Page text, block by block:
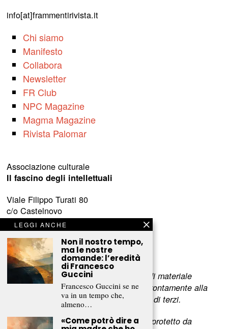
info[at]frammentirivista.it
Chi siamo
Manifesto
Collabora
Newsletter
FR Club
NPC Magazine
Magma Magazine
Rivista Palomar
Associazione culturale
Il fascino degli intellettuali
Viale Filippo Turati 80
c/o Castelnovo
23900 Lecco (LC)
www.fascinointellettuali.it
info[at]fascinointellettuali.it
Per segnalare eventuali errori nell’uso di materiale
riservato,scriveteci e provvederemo prontamente alla
rimozione del materiale lesivo dei diritti di terzi.
L’intero contenuto di questo sito web è protetto da
LEGGI ANCHE
Non il nostro tempo,
ma le nostre
domande: l’eredità
di Francesco
Guccini
Francesco Guccini se ne
va in un tempo che,
almeno…
«Come potrò dire a